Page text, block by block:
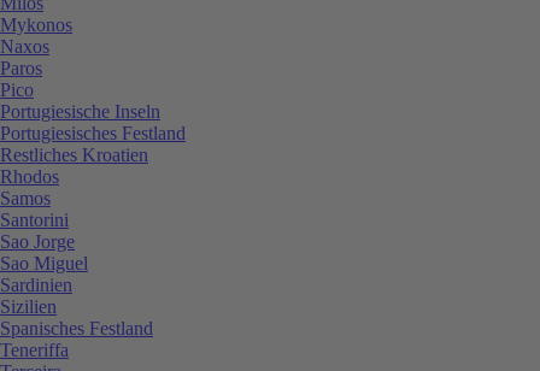
Mykonos
Naxos
Paros
Pico
Portugiesische Inseln
Portugiesisches Festland
Restliches Kroatien
Rhodos
Samos
Santorini
Sao Jorge
Sao Miguel
Sardinien
Sizilien
Spanisches Festland
Teneriffa